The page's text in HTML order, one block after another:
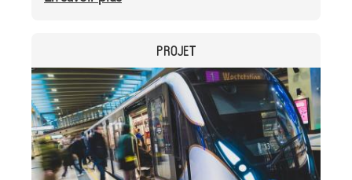
:
un
moyen
de
connecter
les
PROJET
Header
image
Image